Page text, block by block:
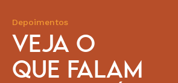
Depoimentos
VEJA O
QUE FALAM